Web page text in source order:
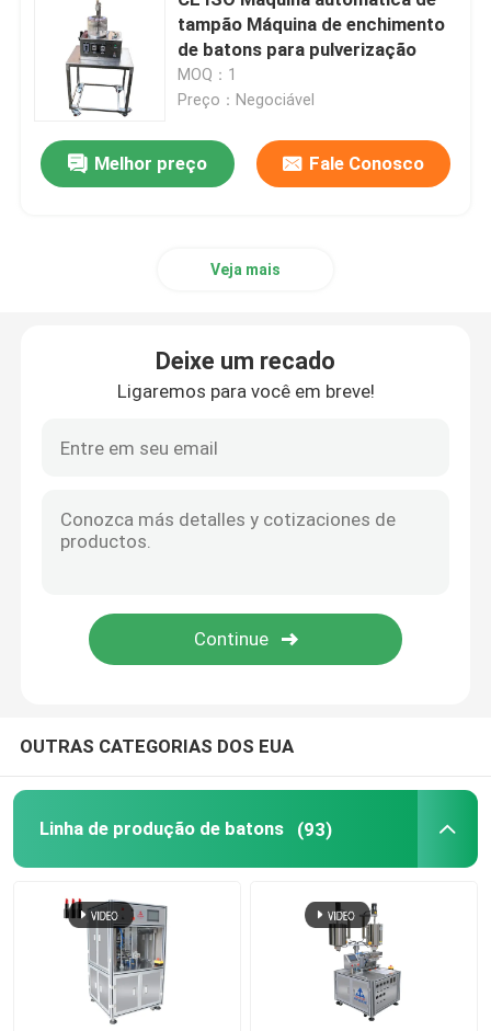
Máquina de fabricação de pó cosmético
Máquina de preenchimento de maquiagem
Máquina de enchimento de bombas de engrenagem
Máquina de etiquetas cosmética
Molde de batom personalizado
Linha de produção automática personalizada
Máquina de enchimento multicolor
tampão Máquina de enchimento
de batons para pulverização
MOQ：1
Preço：Negociável
Melhor preço Fale Conosco
Veja mais
Deixe um recado
Ligaremos para você em breve!
OUTRAS CATEGORIAS DOS EUA
Linha de produção de batons (93)